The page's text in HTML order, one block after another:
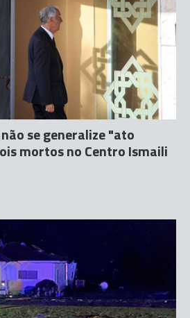
se generalize "ato
mortos no Centro Ismaili